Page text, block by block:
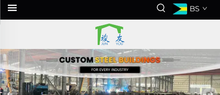
BS